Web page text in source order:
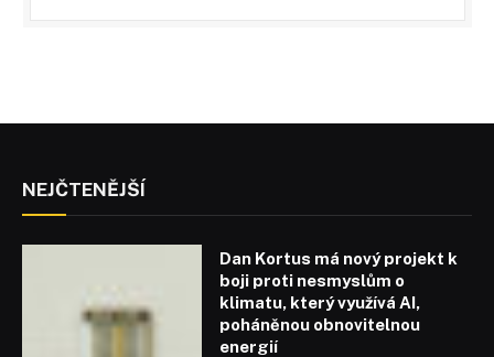
NEJČTENĚJŠÍ
Dan Kortus má nový projekt k
boji proti nesmyslům o
klimatu, který využívá AI,
poháněnou obnovitelnou
energií